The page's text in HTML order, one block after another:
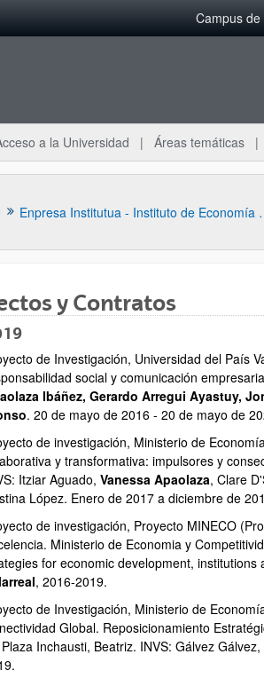
Campus de
a la Universidad Áreas temáticas
Enpresa
y Contratos
de Investigación, Universidad del País
social y comunicación
Ibáñez, Gerardo Arregui Ayastuy,
. 20 de mayo de 2016 - 20 de mayo de
de investigación, Ministerio de
y transformativa: impulsores y
Itziar Aguado, Vanessa Apaolaza, Clare
López. Enero de 2017 a diciembre de
de investigación, Proyecto MINECO
Ministerio de Economia y
for economic development, institutions
, 2016-2019.
de Investigación, Ministerio de
Global. Reposicionamiento
Inchausti, Beatriz. INVS: Gálvez